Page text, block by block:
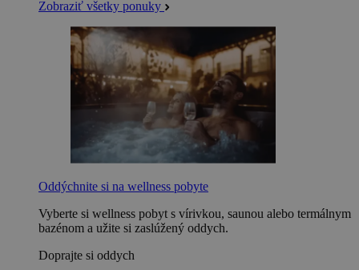
Zobraziť všetky ponuky
Oddýchnite si na wellness pobyte
Vyberte si wellness pobyt s vírivkou, saunou alebo termálnym
bazénom a užite si zaslúžený oddych.
Doprajte si oddych